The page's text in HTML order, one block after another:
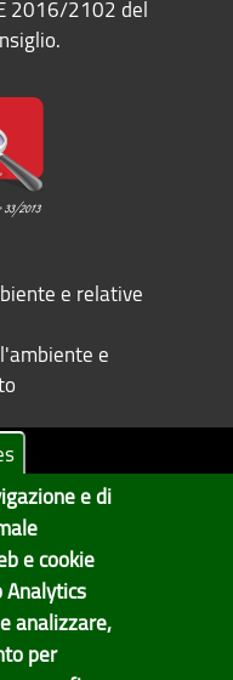
2016/2102 del
e relative
e
di Genova | CF:
e Sviluppo Economico,
e Accessibilità
e di
e cookie
analizzare,
per